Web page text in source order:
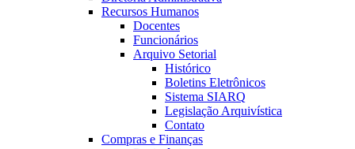
Recursos Humanos
Docentes
Funcionários
Arquivo Setorial
Histórico
Boletins Eletrônicos
Sistema SIARQ
Legislação Arquivística
Contato
Compras e Finanças